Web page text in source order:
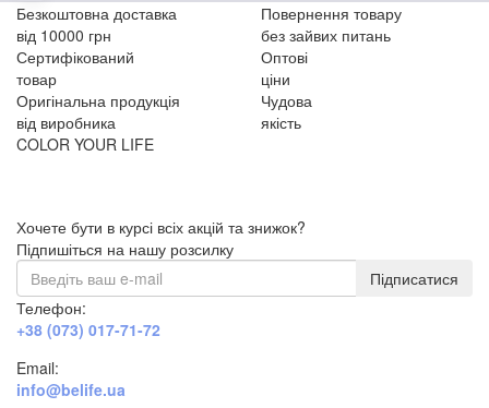
Безкоштовна доставка
від 10000 грн
Повернення товару
без зайвих питань
Сертифікований
товар
Оптові
ціни
Оригінальна продукція
від виробника
Чудова
якість
COLOR YOUR LIFE
Хочете бути в курсі всіх акцій та знижок?
Підпишіться на нашу розсилку
Підписатися
Телефон:
+38 (073) 017-71-72
Email:
info@belife.ua